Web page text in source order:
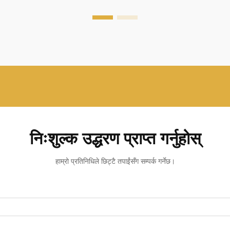
निःशुल्क उद्धरण प्राप्त गर्नुहोस्
हाम्रो प्रतिनिधिले छिट्टै तपाईंसँग सम्पर्क गर्नेछ।